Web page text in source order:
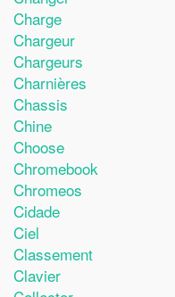
Charge
Chargeur
Chargeurs
Charnières
Chassis
Chine
Choose
Chromebook
Chromeos
Cidade
Ciel
Classement
Clavier